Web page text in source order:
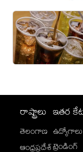
రాష్ట్రాలు
తెలంగాణ
ఆంధ్రప్రదేశ్
ఇతర
ఉద్యోగాలు
ట్రెండింగ్